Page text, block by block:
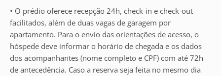
• O prédio oferece recepção 24h, check-in e check-out
facilitados, além de duas vagas de garagem por
apartamento. Para o envio das orientações de acesso, o
hóspede deve informar o horário de chegada e os dados
dos acompanhantes (nome completo e CPF) com até 72h
de antecedência. Caso a reserva seja feita no mesmo dia